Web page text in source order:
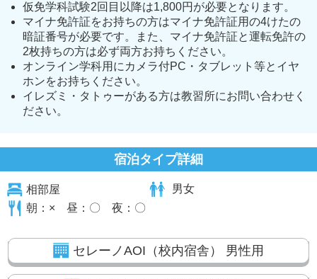
仮免学科試験2回目以降は1,800円が必要となります。
マイナ免許証をお持ちの方はマイナ免許証用の4けたの
暗証番号が必要です。また、マイナ免許証と運転免許の
2枚持ちの方は必ず両方お持ちください。
オンライン学科用にカメラ付PC・タブレット等とイヤ
ホンをお持ちください。
イレズミ・タトゥーがある方は教習所にお問い合わせく
ださい。
宿泊タイプ詳細
相部屋
男女
朝：× 昼：〇 夜：〇
セレーノAOI（校内宿舎） 男性用